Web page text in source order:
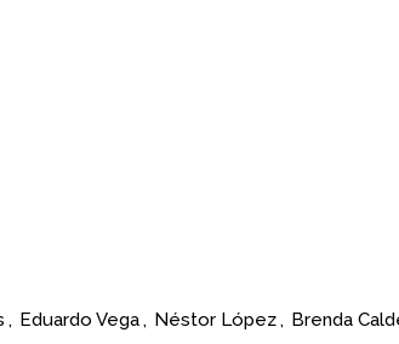
, Eduardo Vega, Néstor López, Brenda